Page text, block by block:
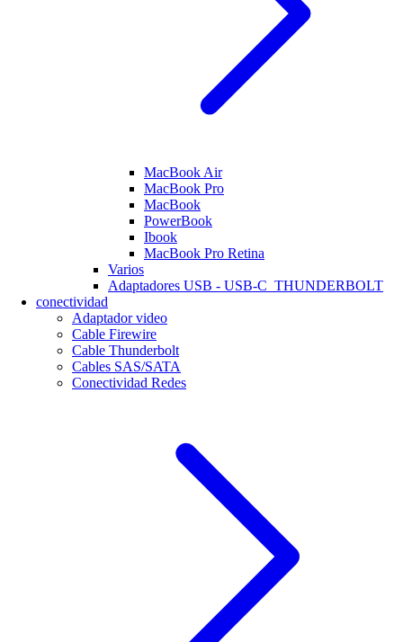
MacBook Air
MacBook Pro
MacBook
PowerBook
Ibook
MacBook Pro Retina
Varios
Adaptadores USB - USB-C_THUNDERBOLT
conectividad
Adaptador video
Cable Firewire
Cable Thunderbolt
Cables SAS/SATA
Conectividad Redes